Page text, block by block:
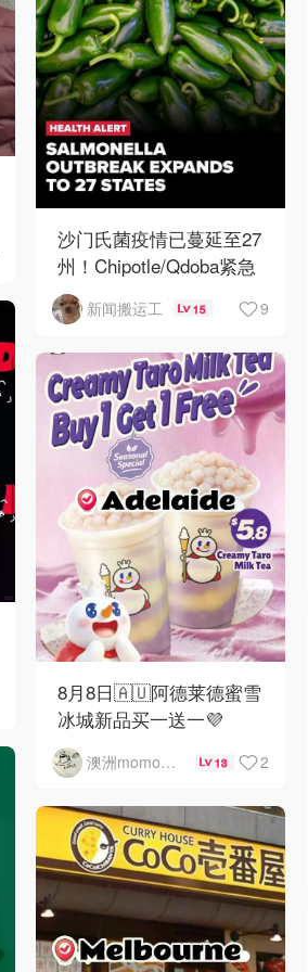
沙门氏菌疫情已蔓延至27
州！Chipotle/Qdoba紧急
下架辣椒
新闻搬运工 15 9
8月8日🇦🇺阿德莱德蜜雪
冰城新品买一送一💜
澳洲momo爱吃 13 2